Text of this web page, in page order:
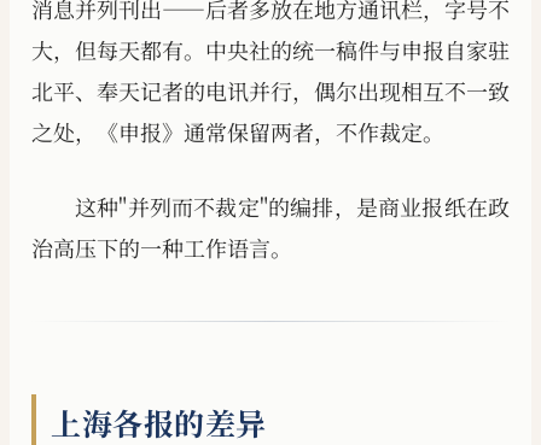
消息并列刊出——后者多放在地方通讯栏，字号不
大，但每天都有。中央社的统一稿件与申报自家驻
北平、奉天记者的电讯并行，偶尔出现相互不一致
之处，《申报》通常保留两者，不作裁定。
这种"并列而不裁定"的编排，是商业报纸在政
治高压下的一种工作语言。
上海各报的差异